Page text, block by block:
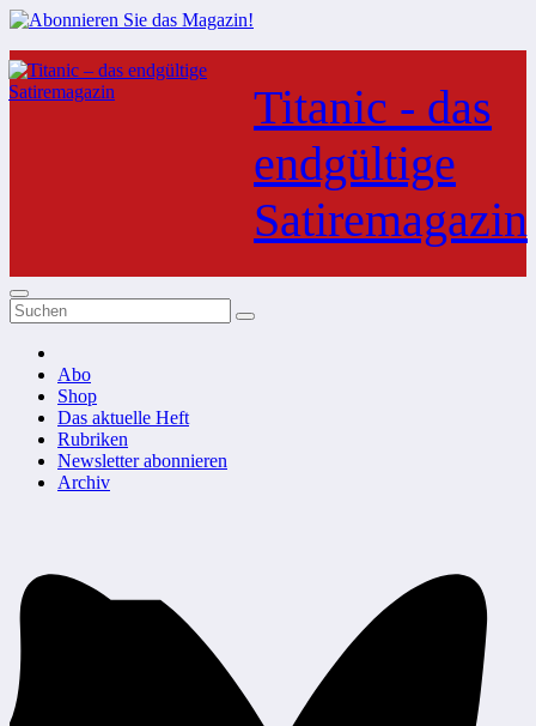
Zum
Inhalt
springen
Titanic - das
endgültige
Satiremagazin
Abo
Shop
Das aktuelle Heft
Rubriken
Newsletter abonnieren
Archiv